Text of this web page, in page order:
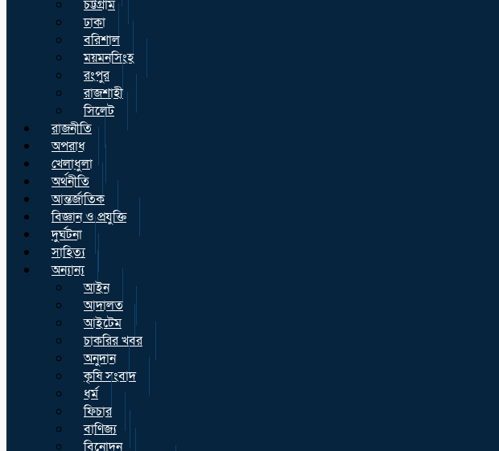
চট্টগ্রাম
ঢাকা
বরিশাল
ময়মনসিংহ
রংপুর
রাজশাহী
সিলেট
রাজনীতি
অপরাধ
খেলাধুলা
অর্থনীতি
আন্তর্জাতিক
বিজ্ঞান ও প্রযুক্তি
দুর্ঘটনা
সাহিত্য
অন্যান্য
আইন
আদালত
আইটেম
চাকরির খবর
অনুদান
কৃষি সংবাদ
ধর্ম
ফিচার
বাণিজ্য
বিনোদন